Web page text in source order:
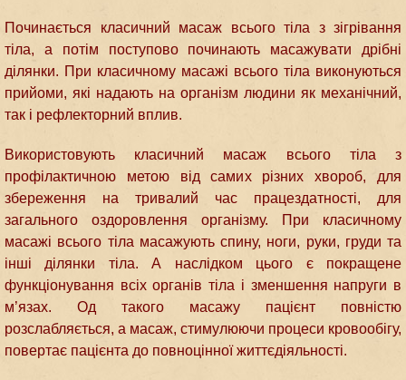
Починається класичний масаж всього тіла з зігрівання
тіла, а потім поступово починають масажувати дрібні
ділянки. При класичному масажі всього тіла виконуються
прийоми, які надають на організм людини як механічний,
так і рефлекторний вплив.
Використовують класичний масаж всього тіла з
профілактичною метою від самих різних хвороб, для
збереження на тривалий час працездатності, для
загального оздоровлення організму. При класичному
масажі всього тіла масажують спину, ноги, руки, груди та
інші ділянки тіла. А наслідком цього є покращене
функціонування всіх органів тіла і зменшення напруги в
м’язах. Од такого масажу пацієнт повністю
розслабляється, а масаж, стимулюючи процеси кровообігу,
повертає пацієнта до повноцінної життєдіяльності.